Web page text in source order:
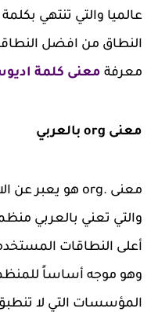
النطاق من افضل
معرفة معنى كلمة
معنى org بالعربي
والتي تعني بالعربي
وهو موجه أساساً
المؤسسات التي لا